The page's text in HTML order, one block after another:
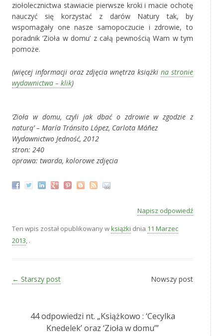
ziołolecznictwa stawiacie pierwsze kroki i macie ochotę
nauczyć się korzystać z darów Natury tak, by
wspomagały one nasze samopoczucie i zdrowie, to
poradnik ‘Zioła w domu’ z całą pewnością Wam w tym
pomoże.
(więcej informacji oraz zdjęcia wnętrza książki na stronie
wydawnictwa – klik)
‘Zioła w domu, czyli jak dbać o zdrowie w zgodzie z
naturą’ – María Tránsito López, Carlota Máñez
Wydawnictwo Jedność, 2012
stron: 240
oprawa: twarda, kolorowe zdjęcia
Napisz odpowiedź
Ten wpis został opublikowany wksiążki dnia 11 Marzec
2013, .
Zobacz wpisy
← Starszy post Nowszy post
44 odpowiedzi nt. „Książkowo : ‘Cecylka
Knedelek’ oraz ‘Zioła w domu’”